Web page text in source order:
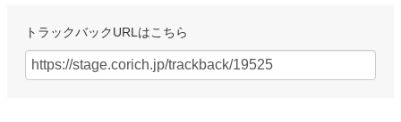
トラックバックURLはこちら